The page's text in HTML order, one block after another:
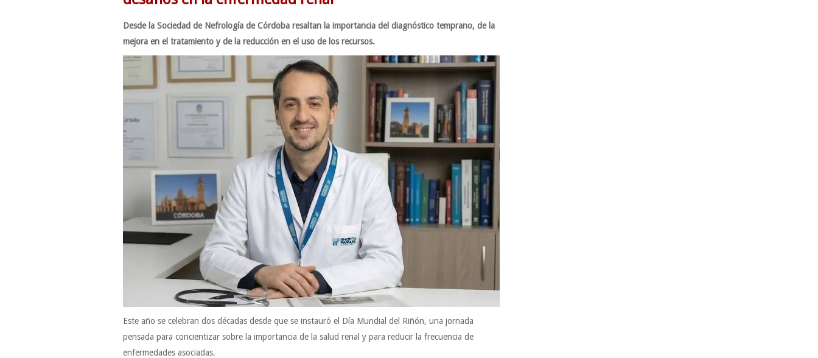
Desde la Sociedad de Nefrología de Córdoba resaltan la importancia del diagnóstico temprano, de la
mejora en el tratamiento y de la reducción en el uso de los recursos.
Este año se celebran dos décadas desde que se instauró el Día Mundial del Riñón, una jornada
pensada para concientizar sobre la importancia de la salud renal y para reducir la frecuencia de
enfermedades asociadas.